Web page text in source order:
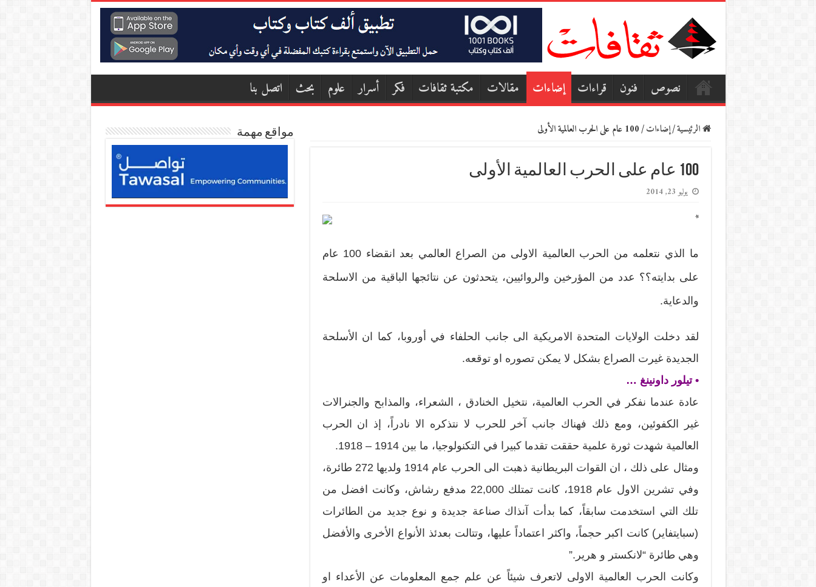
نصوص فنون قراءات إضاءات مقالات مكتبة ثقافات فكر أسرار علوم بحث اتصل بنا
الرئيسية/إضاءات/100 عام على الحرب العالمية الأولى
100 عام على الحرب العالمية الأولى
يوليو 23, 2014
*
ما الذي نتعلمه من الحرب العالمية الاولى من الصراع العالمي بعد انقضاء 100 عام
على بدايته؟؟ عدد من المؤرخين والروائيين، يتحدثون عن نتائجها الباقية من الاسلحة
والدعاية.
لقد دخلت الولايات المتحدة الامريكية الى جانب الحلفاء في أوروبا، كما ان الأسلحة
الجديدة غيرت الصراع بشكل لا يمكن تصوره او توقعه.
• تيلور داونينغ …
عادة عندما نفكر في الحرب العالمية، نتخيل الخنادق ، الشعراء، والمذابح والجنرالات
غير الكفوئين، ومع ذلك فهناك جانب آخر للحرب لا نتذكره الا نادراً، إذ ان الحرب
العالمية شهدت ثورة علمية حققت تقدما كبيرا في التكنولوجيا، ما بين 1914 – 1918.
ومثال على ذلك ، ان القوات البريطانية ذهبت الى الحرب عام 1914 ولديها 272 طائرة،
وفي تشرين الاول عام 1918، كانت تمتلك 22,000 مدفع رشاش، وكانت افضل من
تلك التي استخدمت سابقاً، كما بدأت آنذاك صناعة جديدة و نوع جديد من الطائرات
(سبايتفاير) كانت اكبر حجماً، واكثر اعتماداً عليها، وتتالت بعدئذ الأنواع الأخرى والأفضل
وهي طائرة “لانكستر و هرير.”
وكانت الحرب العالمية الاولى لاتعرف شيئاً عن علم جمع المعلومات عن الأعداء او
مواقع مهمة